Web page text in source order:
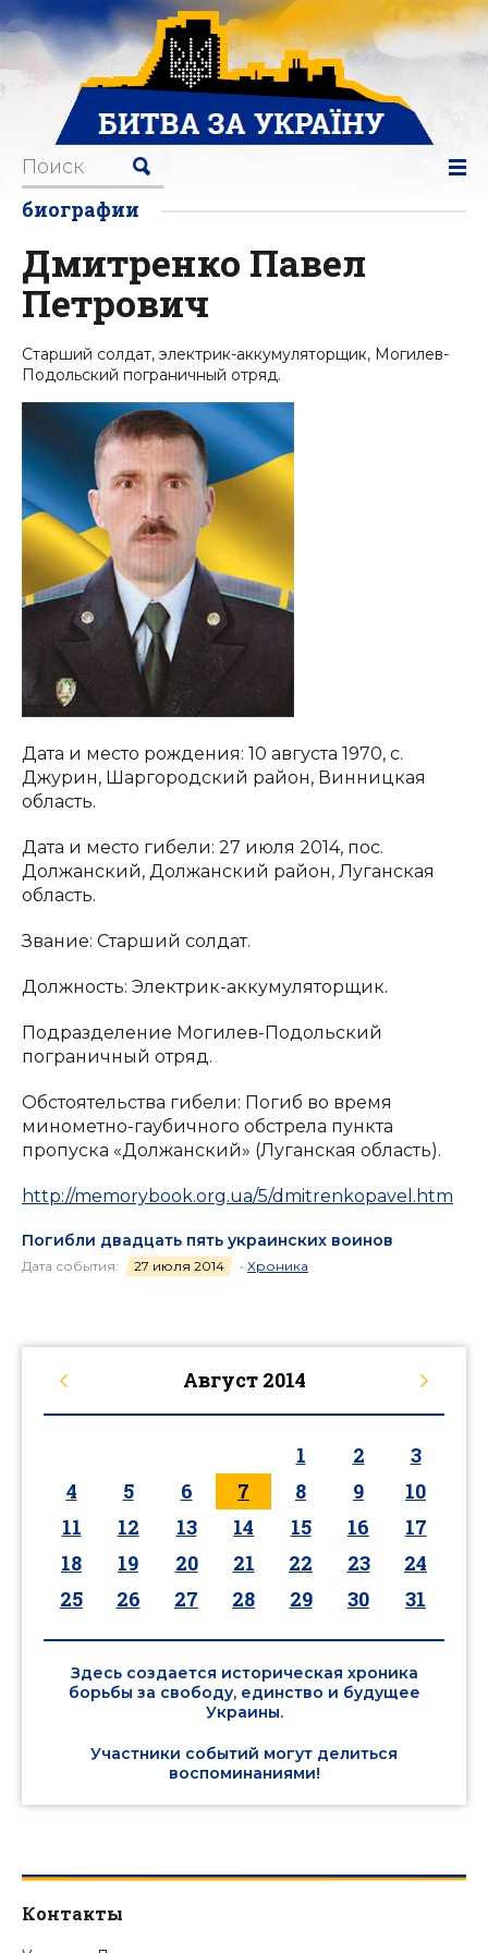
биографии
Дмитренко Павел
Петрович
Старший солдат, электрик-аккумуляторщик, Могилев-
Подольский пограничный отряд.
Дата и место рождения: 10 августа 1970, с.
Джурин, Шаргородский район, Винницкая
область.
Дата и место гибели: 27 июля 2014, пос.
Должанский, Должанский район, Луганская
область.
Звание: Старший солдат.
Должность: Электрик-аккумуляторщик.
Подразделение Могилев-Подольский
пограничный отряд.
Обстоятельства гибели: Погиб во время
минометно-гаубичного обстрела пункта
пропуска «Должанский» (Луганская область).
http://memorybook.org.ua/5/dmitrenkopavel.htm
Погибли двадцать пять украинских воинов
Дата события: 27 июля 2014 • Хроника
Август 2014
1 2
3
4
5 6 7 8 9
10
11
12 13 14 15 16
17
18
19 20 21 22 23
24
25
26 27 28 29 30 31
Здесь создается историческая хроника
борьбы за свободу, единство и будущее
Украины.
Участники событий могут делиться
воспоминаниями!
Контакты